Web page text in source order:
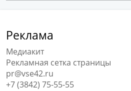
Реклама
Медиакит
Рекламная сетка страницы
pr@vse42.ru
+7 (3842) 75-55-55